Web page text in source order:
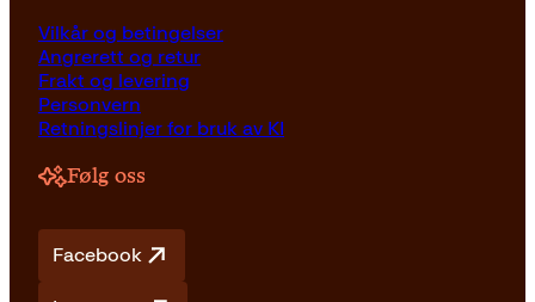
Vilkår og betingelser
Angrerett og retur
Frakt og levering
Personvern
Retningslinjer for bruk av KI
Følg oss
Facebook